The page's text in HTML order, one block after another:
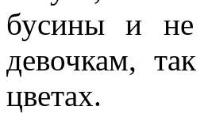
бусины и не
девочкам,
цветах.